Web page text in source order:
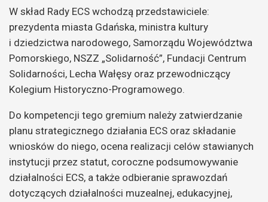
W skład Rady ECS wchodzą przedstawiciele:
prezydenta miasta Gdańska, ministra kultury
i dziedzictwa narodowego, Samorządu Województwa
Pomorskiego, NSZZ „Solidarność”, Fundacji Centrum
Solidarności, Lecha Wałęsy oraz przewodniczący
Kolegium Historyczno-Programowego.
Do kompetencji tego gremium należy zatwierdzanie
planu strategicznego działania ECS oraz składanie
wniosków do niego, ocena realizacji celów stawianych
instytucji przez statut, coroczne podsumowywanie
działalności ECS, a także odbieranie sprawozdań
dotyczących działalności muzealnej, edukacyjnej,